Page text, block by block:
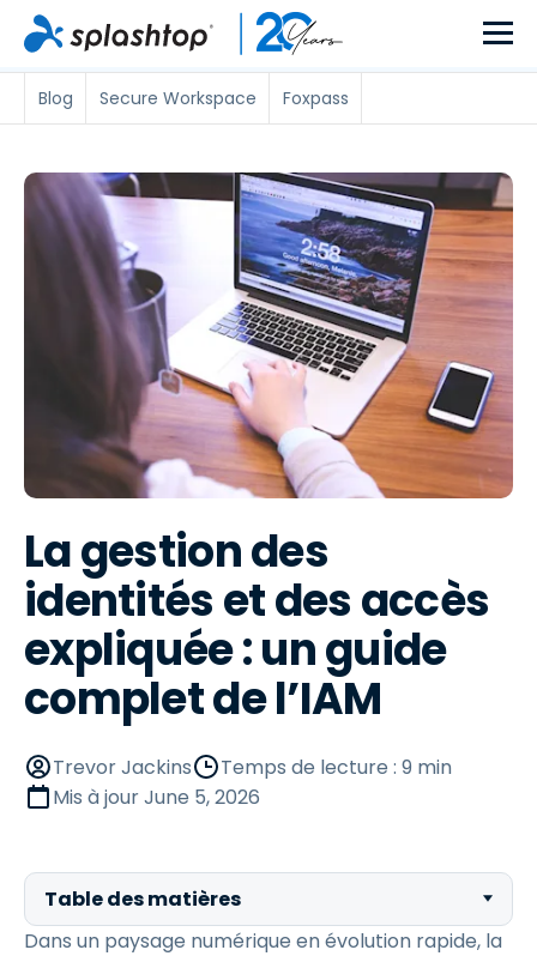
Blog Secure Workspace Foxpass
La gestion des
identités et des accès
expliquée : un guide
complet de l’IAM
Trevor Jackins
Temps de lecture : 9 min
Mis à jourJune 5, 2026
Table des matières
Dans un paysage numérique en évolution rapide, la